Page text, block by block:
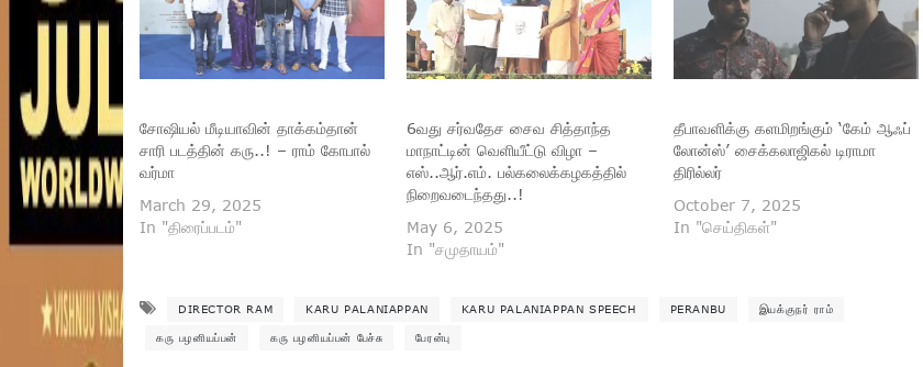
சோஷியல் மீடியாவின் தாக்கம்தான்
சாரி படத்தின் கரு..! – ராம் கோபால்
வர்மா
March 29, 2025
In "திரைப்படம்"
6வது சர்வதேச சைவ சித்தாந்த
மாநாட்டின் வெளியீட்டு விழா –
எஸ்..ஆர்.எம். பல்கலைக்கழகத்தில்
நிறைவடைந்தது..!
May 6, 2025
In "சமுதாயம்"
தீபாவளிக்கு களமிறங்கும் ‘கேம் ஆஃப்
லோன்ஸ்’ சைக்கலாஜிகல் டிராமா
திரில்லர்
October 7, 2025
In "செய்திகள்"
DIRECTOR RAM KARU PALANIAPPAN KARU PALANIAPPAN SPEECH PERANBU இயக்குநர் ராம்
கரு பழனியப்பன் கரு பழனியப்பன் பேச்சு பேரன்பு